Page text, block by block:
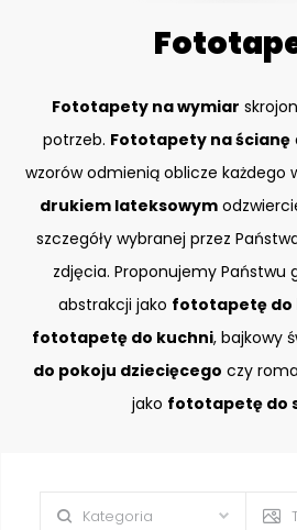
Fototapety na wymiar
potrzeb. Fototapety na ścianę
wzorów odmienią oblicze każdego
drukiem lateksowym
szczegóły wybranej przez
zdjęcia. Proponujemy
abstrakcji jako fototapetę do
fototapetę do kuchni, bajkowy
do pokoju dziecięcego czy
jako fototapetę do
Kategoria